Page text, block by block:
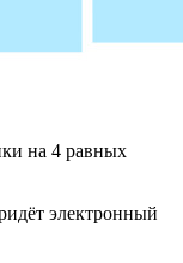
на 4 равных
электронный